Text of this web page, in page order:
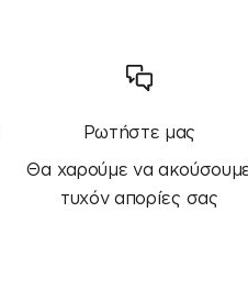
Ρωτήστε μας
Θα χαρούμε να
τυχόν απορίες σας